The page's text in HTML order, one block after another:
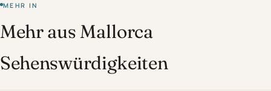
MEHR IN
Mehr aus Mallorca
Sehenswürdigkeiten